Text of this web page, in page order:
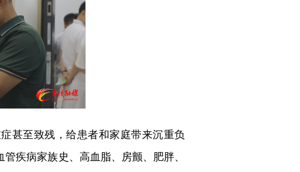
甚至致残，给患者和家庭带来沉重负
疾病家族史、高血脂、房颤、肥胖、